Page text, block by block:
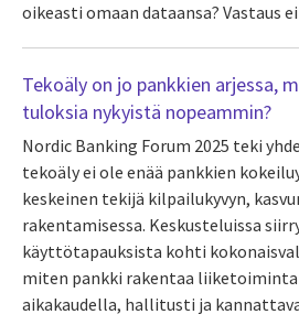
oikeasti omaan dataansa? Vastaus
Tekoäly on jo pankkien arjessa,
tuloksia nykyistä nopeammin?
Nordic Banking Forum 2025 teki
tekoäly ei ole enää pankkien
keskeinen tekijä kilpailukyvyn,
rakentamisessa. Keskusteluissa
käyttötapauksista kohti
miten pankki rakentaa
aikakaudella, hallitusti ja